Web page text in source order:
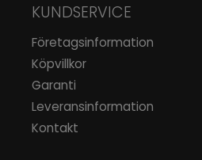
KUNDSERVICE
Företagsinformation
Köpvillkor
Garanti
Leveransinformation
Kontakt